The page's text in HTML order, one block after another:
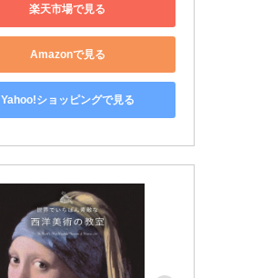
楽天市場で見る
Amazonで見る
Yahoo!ショッピングで見る